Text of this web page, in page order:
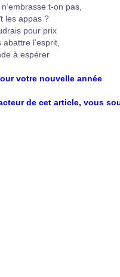
t-on pas,
les appas ?
pour prix
l’esprit,
à espérer
votre nouvelle année
de cet article, vous